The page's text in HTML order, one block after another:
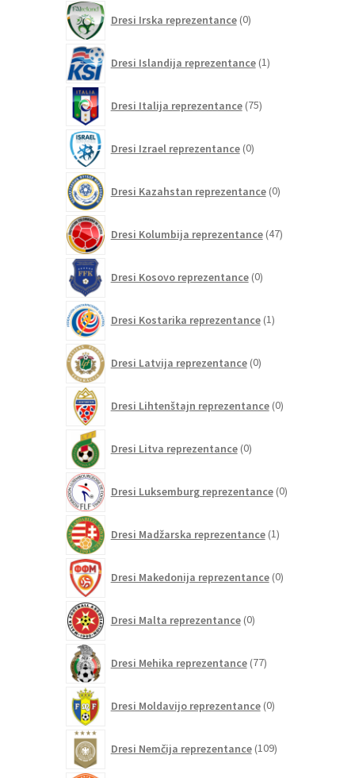
Dresi Irska reprezentance 0izdelkov
Dresi Islandija reprezentance 1izdelek
Dresi Italija reprezentance 75izdelkov
Dresi Izrael reprezentance 0izdelkov
Dresi Kazahstan reprezentance 0izdelkov
Dresi Kolumbija reprezentance 47izdelkov
Dresi Kosovo reprezentance 0izdelkov
Dresi Kostarika reprezentance 1izdelek
Dresi Latvija reprezentance 0izdelkov
Dresi Lihtenštajn reprezentance 0izdelkov
Dresi Litva reprezentance 0izdelkov
Dresi Luksemburg reprezentance 0izdelkov
Dresi Madžarska reprezentance 1izdelek
Dresi Makedonija reprezentance 0izdelkov
Dresi Malta reprezentance 0izdelkov
Dresi Mehika reprezentance 77izdelkov
Dresi Moldavijo reprezentance 0izdelkov
Dresi Nemčija reprezentance 109izdelkov